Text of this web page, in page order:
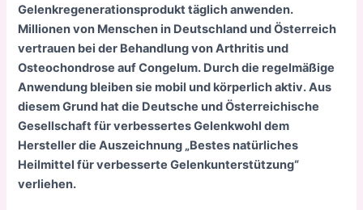
Gelenkregenerationsprodukt täglich anwenden.
Millionen von Menschen in Deutschland und Österreich
vertrauen bei der Behandlung von Arthritis und
Osteochondrose auf Congelum. Durch die regelmäßige
Anwendung bleiben sie mobil und körperlich aktiv. Aus
diesem Grund hat die Deutsche und Österreichische
Gesellschaft für verbessertes Gelenkwohl dem
Hersteller die Auszeichnung „Bestes natürliches
Heilmittel für verbesserte Gelenkunterstützung“
verliehen.